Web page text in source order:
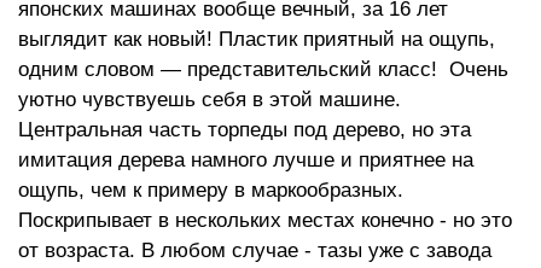
японских машинах вообще вечный, за 16 лет
выглядит как новый! Пластик приятный на ощупь,
одним словом — представительский класс! Очень
уютно чувствуешь себя в этой машине.
Центральная часть торпеды под дерево, но эта
имитация дерева намного лучше и приятнее на
ощупь, чем к примеру в маркообразных.
Поскрипывает в нескольких местах конечно - но это
от возраста. В любом случае - тазы уже с завода